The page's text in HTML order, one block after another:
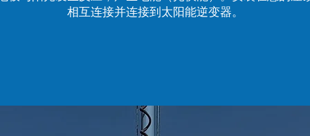
相互连接并连接到太阳能逆变器。